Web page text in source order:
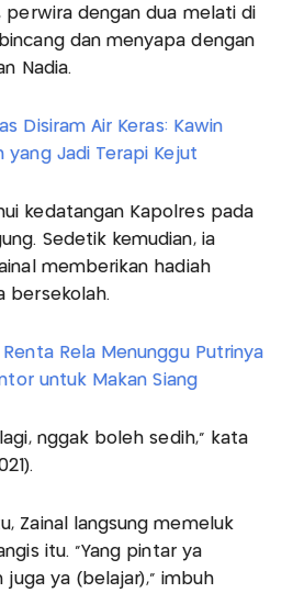
perwira dengan dua melati di
dan menyapa dengan
Nadia.
Disiram Air Keras: Kawin
yang Jadi Terapi Kejut
kedatangan Kapolres pada
Sedetik kemudian, ia
memberikan hadiah
bersekolah.
Renta Rela Menunggu Putrinya
untuk Makan Siang
nggak boleh sedih," kata
Zainal langsung memeluk
itu. "Yang pintar ya
juga ya (belajar)," imbuh